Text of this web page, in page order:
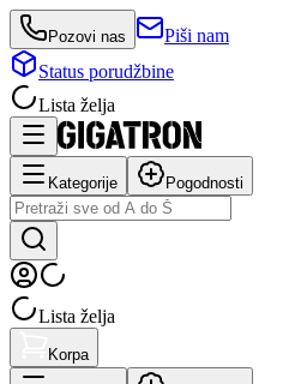
Pozovi nas
Piši nam
Status porudžbine
Lista želja
Kategorije Pogodnosti
Lista želja
Korpa